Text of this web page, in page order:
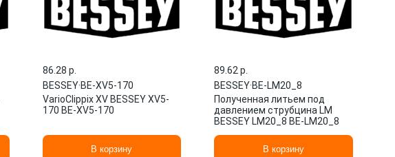
86.28 p.
BESSEY·BE-XV5-170
VarioClippix XV BESSEY XV5-
170 BE-XV5-170
В корзину
89.62 p.
BESSEY·BE-LM20_8
Полученная литьем под
давлением струбцина LM
BESSEY LM20_8 BE-LM20_8
В корзину